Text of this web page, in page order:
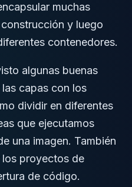
muchas
y luego
contenedores.
algunas buenas
capas con los
dividir en diferentes
que ejecutamos
una imagen. También
proyectos de
de código.